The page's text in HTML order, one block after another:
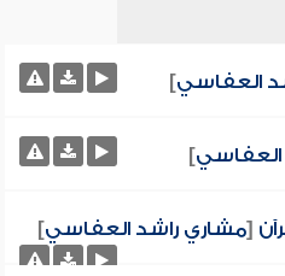
العفاسي]
العفاسي]
[مشاري راشد العفاسي]